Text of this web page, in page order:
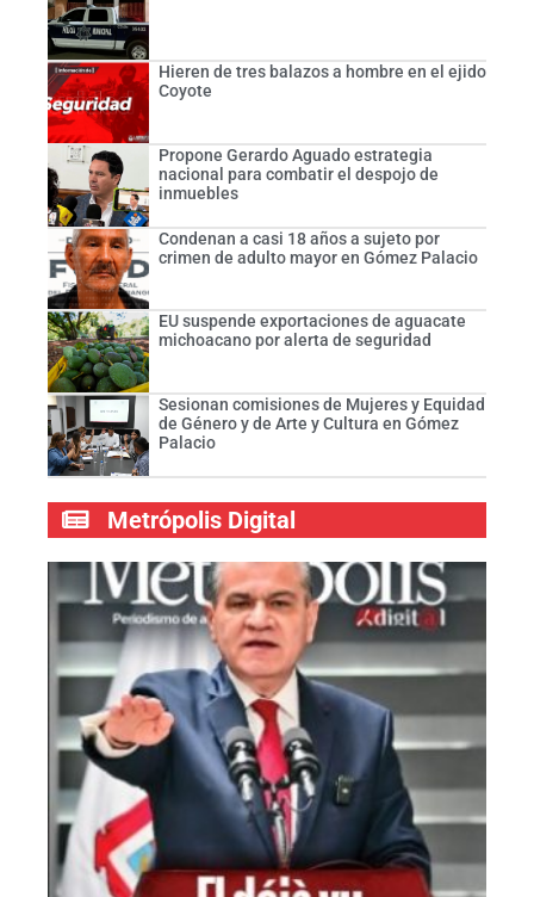
Hieren de tres balazos a hombre en el ejido
Coyote
Propone Gerardo Aguado estrategia
nacional para combatir el despojo de
inmuebles
Condenan a casi 18 años a sujeto por
crimen de adulto mayor en Gómez Palacio
EU suspende exportaciones de aguacate
michoacano por alerta de seguridad
Sesionan comisiones de Mujeres y Equidad
de Género y de Arte y Cultura en Gómez
Palacio
Metrópolis Digital